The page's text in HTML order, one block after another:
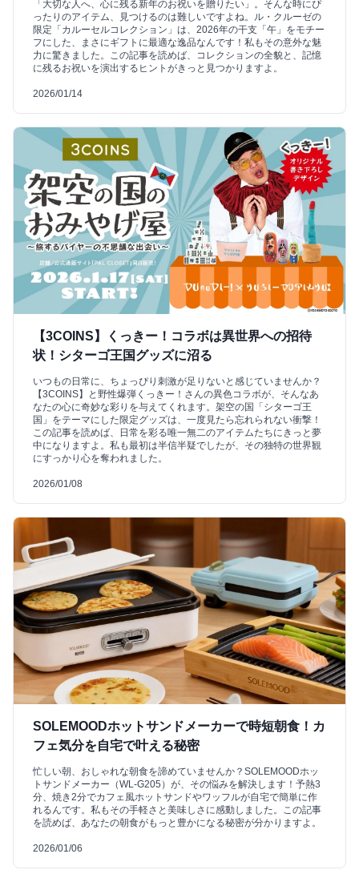
「大切な人へ、心に残る新年のお祝いを贈りたい」。そんな時にぴ
ったりのアイテム、見つけるのは難しいですよね。ル・クルーゼの
限定「カルーセルコレクション」は、2026年の干支「午」をモチー
フにした、まさにギフトに最適な逸品なんです！私もその意外な魅
力に驚きました。この記事を読めば、コレクションの全貌と、記憶
に残るお祝いを演出するヒントがきっと見つかりますよ。
2026/01/14
【3COINS】くっきー！コラボは異世界への招待
状！シターゴ王国グッズに沼る
いつもの日常に、ちょっぴり刺激が足りないと感じていませんか？
【3COINS】と野性爆弾くっきー！さんの異色コラボが、そんなあ
なたの心に奇妙な彩りを与えてくれます。架空の国「シターゴ王
国」をテーマにした限定グッズは、一度見たら忘れられない衝撃！
この記事を読めば、日常を彩る唯一無二のアイテムたちにきっと夢
中になりますよ。私も最初は半信半疑でしたが、その独特の世界観
にすっかり心を奪われました。
2026/01/08
SOLEMOODホットサンドメーカーで時短朝食！カ
フェ気分を自宅で叶える秘密
忙しい朝、おしゃれな朝食を諦めていませんか？SOLEMOODホッ
トサンドメーカー（WL-G205）が、その悩みを解決します！予熱3
分、焼き2分でカフェ風ホットサンドやワッフルが自宅で簡単に作
れるんです。私もその手軽さと美味しさに感動しました。この記事
を読めば、あなたの朝食がもっと豊かになる秘密が分かりますよ。
2026/01/06